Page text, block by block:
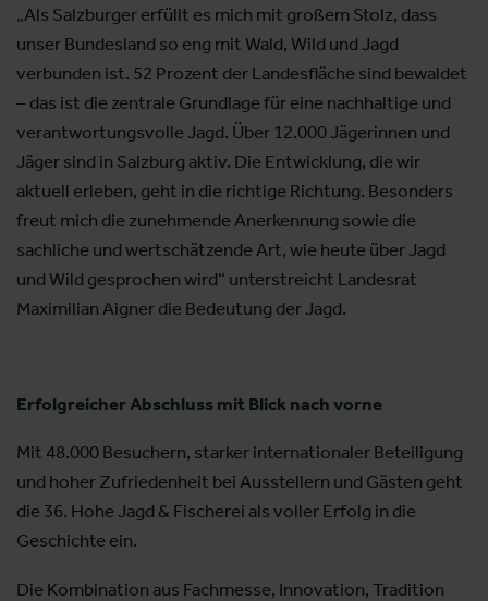
„Als Salzburger erfüllt es mich mit großem Stolz, dass
unser Bundesland so eng mit Wald, Wild und Jagd
verbunden ist. 52 Prozent der Landesfläche sind bewaldet
– das ist die zentrale Grundlage für eine nachhaltige und
verantwortungsvolle Jagd. Über 12.000 Jägerinnen und
Jäger sind in Salzburg aktiv. Die Entwicklung, die wir
aktuell erleben, geht in die richtige Richtung. Besonders
freut mich die zunehmende Anerkennung sowie die
sachliche und wertschätzende Art, wie heute über Jagd
und Wild gesprochen wird“ unterstreicht Landesrat
Maximilian Aigner die Bedeutung der Jagd.
Erfolgreicher Abschluss mit Blick nach vorne
Mit 48.000 Besuchern, starker internationaler Beteiligung
und hoher Zufriedenheit bei Ausstellern und Gästen geht
die 36. Hohe Jagd & Fischerei als voller Erfolg in die
Geschichte ein.
Die Kombination aus Fachmesse, Innovation, Tradition